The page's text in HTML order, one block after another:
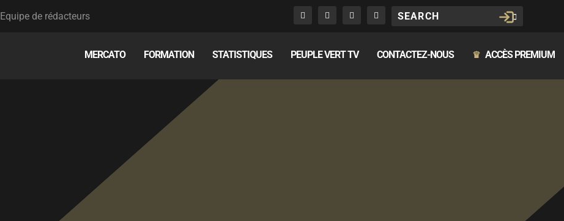
Equipe de rédacteurs
MERCATO FORMATION STATISTIQUES PEUPLE VERT TV CONTACTEZ-NOUS ♛ ACCÈS PREMIUM